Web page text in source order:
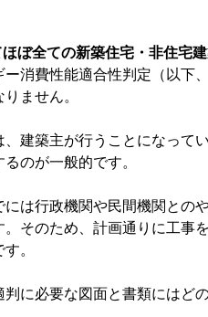
ぼ全ての新築住宅・非住宅
消費性能適合性判定（以下
ません。
建築主が行うことになって
のが一般的です。
は行政機関や民間機関との
そのため、計画通りに工事
。
に必要な図面と書類にはど